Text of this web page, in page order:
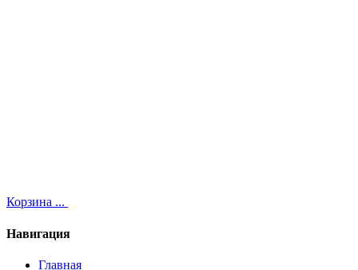
Корзина ...
Навигация
Главная